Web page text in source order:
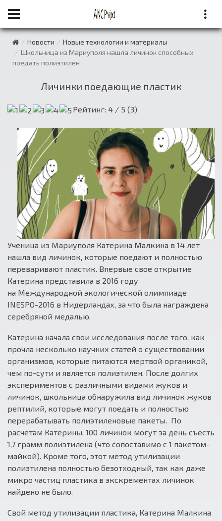
Новости
Новые технологии и материалы
Школьница из Мариуполя нашла личинок способных
поедать полиэтилен
Личинки поедающие пластик
Рейтинг: 4 / 5 (3)
Ученица из Мариуполя Катерина Малкина в 14 лет
нашла вид личинок, которые поедают и полностью
переваривают пластик. Впервые свое открытие
Катерина представила в 2016 году
на Международной экологической олимпиаде
INESPO-2016 в Нидерландах, за что была награждена
серебряной медалью.
Катерина начала свои исследования после того, как
прочла несколько научних статей о существовании
организмов, которые питаются мертвой органикой,
чем по-сути и является полиэтилен. После долгих
экспериментов с различными видами жуков и
личинок, школьница обнаружила вид личинок жуков
рептилий, которые могут поедать и полностью
перерабатывать полиэтиленовые пакеты. По
расчетам Катерины, 100 личинок могут за день съесть
1,7 грамм полиэтилена (что сопоставимо с 1 пакетом-
майкой). Кроме того, этот метод утилизации
полиэтилена полностью безотходный, так как даже
микро частиц пластика в экскрементах личинок
найдено не было.
Свой метод утилизации пластика, Катерина Малкина